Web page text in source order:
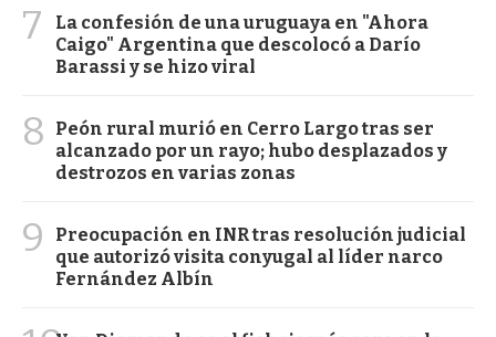
7
La confesión de una uruguaya en "Ahora
Caigo" Argentina que descolocó a Darío
Barassi y se hizo viral
8
Peón rural murió en Cerro Largo tras ser
alcanzado por un rayo; hubo desplazados y
destrozos en varias zonas
9
Preocupación en INR tras resolución judicial
que autorizó visita conyugal al líder narco
Fernández Albín